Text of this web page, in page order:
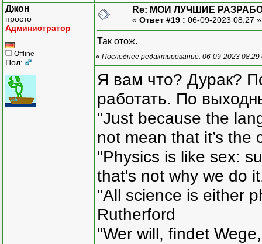
Джон
просто
Администратор
Offline
Пол:
Re: МОИ ЛУЧШИЕ
« Ответ #19 : 06-09-2023 08:27
Так отож.
« Последнее редактирование: 06-09-2023
Я вам что? Дурак?
работать. По
"Just because the
not mean that it’s the
"Physics is like sex:
that's not why we do
"All science is either
Rutherford
"Wer will, findet